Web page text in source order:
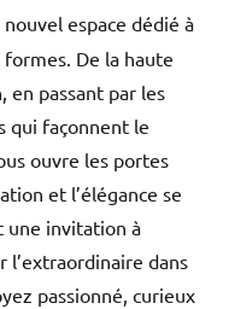
espace dédié à
De la haute
en passant par les
qui façonnent le
ouvre les portes
et l’élégance se
une invitation à
l’extraordinaire dans
passionné, curieux